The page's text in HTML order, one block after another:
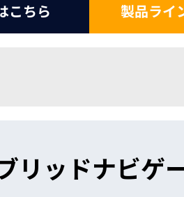
こちら 製品ライ
リッドナビゲ